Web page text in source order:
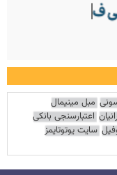
مبل مینیمال
اعتبارسنجی بانکی
سایت یوتوتایمز